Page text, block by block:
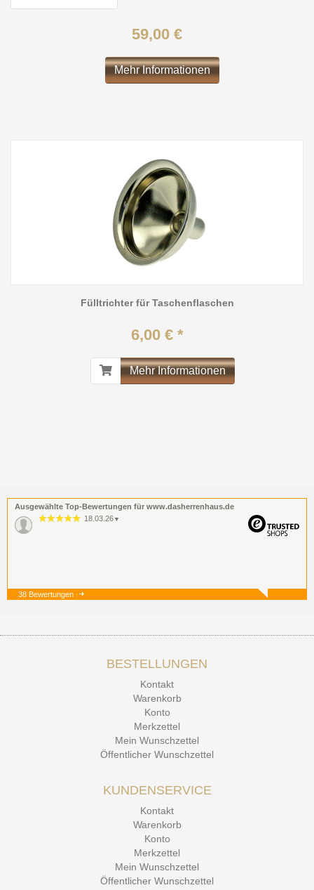
59,00 €
Mehr Informationen
Fülltrichter für Taschenflaschen
6,00 € *
Mehr Informationen
Ausgewählte Top-Bewertungen für www.dasherrenhaus.de
18.03.26 ▼
▼
38 Bewertungen
BESTELLUNGEN
Kontakt
Warenkorb
Konto
Merkzettel
Mein Wunschzettel
Öffentlicher Wunschzettel
KUNDENSERVICE
Kontakt
Warenkorb
Konto
Merkzettel
Mein Wunschzettel
Öffentlicher Wunschzettel